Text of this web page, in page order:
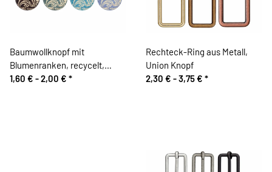
Baumwollknopf mit
Blumenranken, recycelt,
Union Knopf
1,60 € -2,00 € *
Rechteck-Ring aus Metall,
Union Knopf
2,30 € -3,75 € *